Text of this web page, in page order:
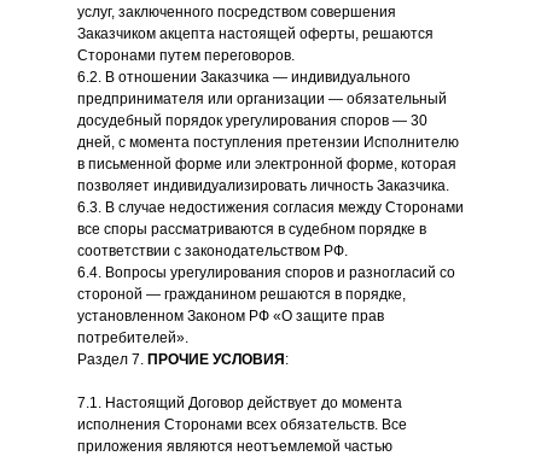
услуг, заключенного посредством совершения
Заказчиком акцепта настоящей оферты, решаются
Сторонами путем переговоров.
6.2. В отношении Заказчика — индивидуального
предпринимателя или организации — обязательный
досудебный порядок урегулирования споров — 30
дней, с момента поступления претензии Исполнителю
в письменной форме или электронной форме, которая
позволяет индивидуализировать личность Заказчика.
6.3. В случае недостижения согласия между Сторонами
все споры рассматриваются в судебном порядке в
соответствии с законодательством РФ.
6.4. Вопросы урегулирования споров и разногласий со
стороной — гражданином решаются в порядке,
установленном Законом РФ «О защите прав
потребителей».
Раздел 7. ПРОЧИЕ УСЛОВИЯ :
7.1. Настоящий Договор действует до момента
исполнения Сторонами всех обязательств. Все
приложения являются неотъемлемой частью